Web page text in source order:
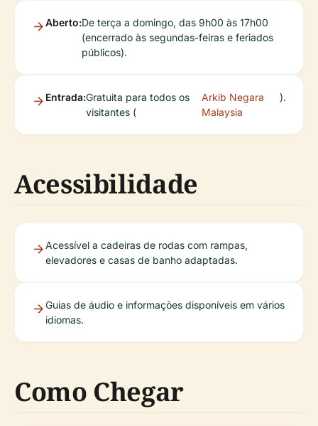
Aberto:De terça a domingo, das 9h00 às 17h00
(encerrado às segundas-feiras e feriados
públicos).
Entrada:Gratuita para todos os
visitantes (
Arkib Negara
Malaysia
).
Acessibilidade
Acessível a cadeiras de rodas com rampas,
elevadores e casas de banho adaptadas.
Guias de áudio e informações disponíveis em vários
idiomas.
Como Chegar